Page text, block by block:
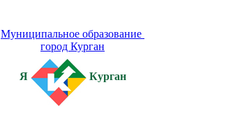
Муниципальное образование
город Курган
Я Курган